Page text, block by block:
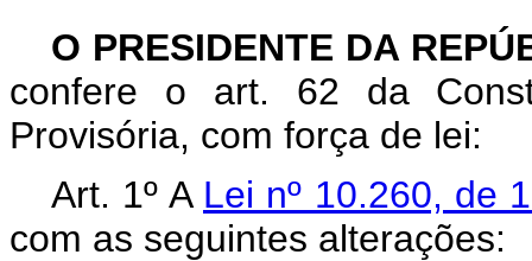
O PRESIDENTE DA
confere o art. 62 da
Provisória, com força de lei:
Art. 1º A Lei nº 10.260, de
com as seguintes alterações: